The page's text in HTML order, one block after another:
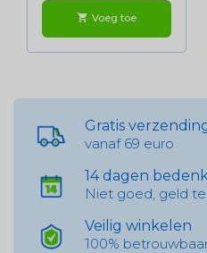
shopping_cart Voeg toe
Gratis
vanaf 69 euro
14 dagen
Niet goed, geld
Veilig winkelen
100%